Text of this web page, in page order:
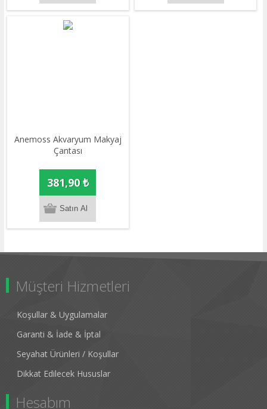
Anemoss Akvaryum Makyaj
Çantası
381,90 ₺
Müşteri Hizmetleri
Koşullar & Uygulamalar
Garanti & İade & İptal
Seyahat Ürünleri / Koşullar
Dikkat Edilecek Hususlar
Hesabım